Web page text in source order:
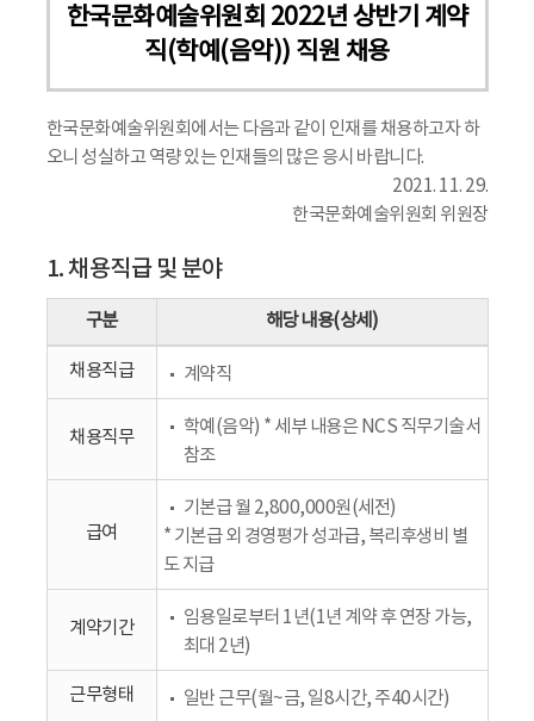
한국문화예술위원회 2022년 상반기 계약
직(학예(음악)) 직원 채용
한국문화예술위원회에서는 다음과 같이 인재를 채용하고자 하
오니 성실하고 역량 있는 인재들의 많은 응시 바랍니다.
2021. 11. 29.
한국문화예술위원회 위원장
1. 채용직급 및 분야
구분 해당 내용(상세)
채용직급 계약직
채용직무
학예(음악) * 세부 내용은 NCS 직무기술서
참조
급여
기본급 월 2,800,000원(세전)
* 기본급 외 경영평가 성과급, 복리후생비 별
도 지급
계약기간
임용일로부터 1년(1년 계약 후 연장 가능,
최대 2년)
근무형태 일반 근무(월~금, 일8시간, 주40시간)